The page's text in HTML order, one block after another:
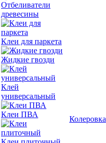
Отбеливатели
древесины
Клеи для паркета
Жидкие гвозди
Клей
универсальный
Клеи ПВА
Колеровка